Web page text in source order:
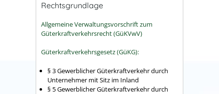
Rechtsgrundlage
Allgemeine Verwaltungsvorschrift zum
Güterkraftverkehrsrecht (GüKVwV)
Güterkraftverkehrsgesetz (GüKG):
§ 3Gewerblicher Güterkraftverkehr durch
Unternehmer mit Sitz im Inland
§ 5Gewerblicher Güterkraftverkehr durch